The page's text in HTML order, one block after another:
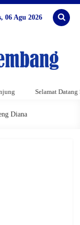
06 Agu 2026
Selamat Datang
Diana